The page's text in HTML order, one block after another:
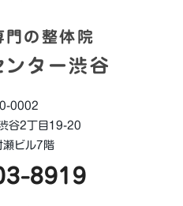
門の整体院
ター渋谷
0002
谷2丁目19-20
瀬ビル7階
8919